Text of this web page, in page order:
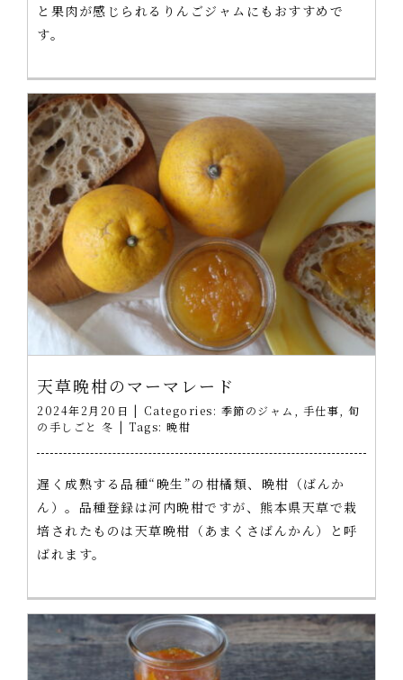
と果肉が感じられるりんごジャムにもおすすめで
す。
天草晩柑のマーマレード
2024年2月20日 | Categories: 季節のジャム 手仕事
旬
の手しごと 冬 | Tags: 晩柑
遅く成熟する品種“晩生”の柑橘類、晩柑（ばんか
ん）。品種登録は河内晩柑ですが、熊本県天草で栽
培されたものは天草晩柑（あまくさばんかん）と呼
ばれます。